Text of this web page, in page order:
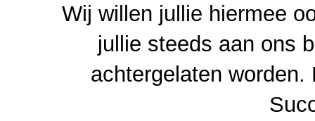
Wij willen jullie hiermee
jullie steeds aan ons
achtergelaten